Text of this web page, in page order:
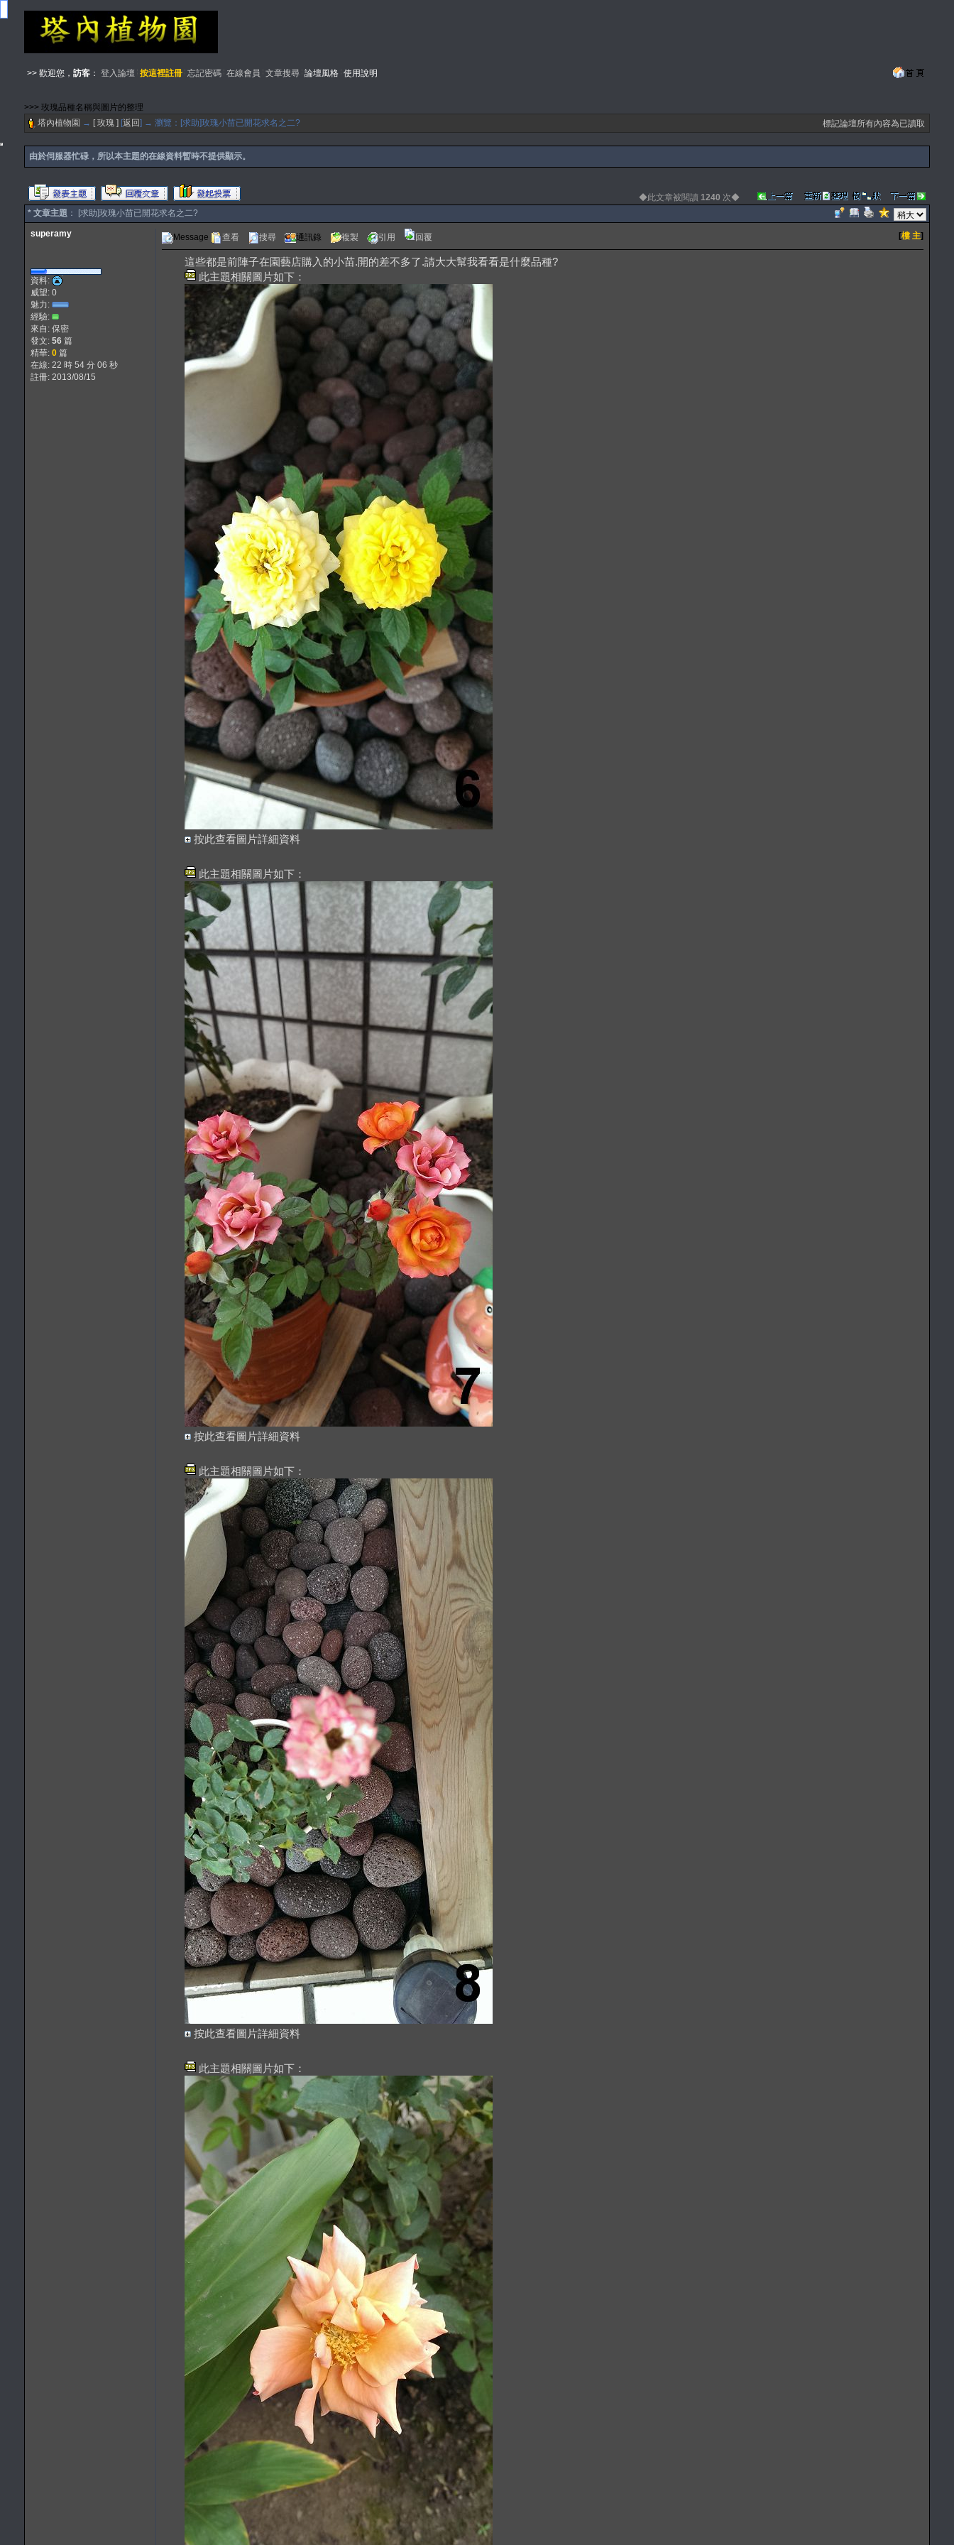
>> 歡迎您， 訪客 ： 登入論壇 按這裡註冊 忘記密碼 在線會員 文章搜尋 論壇風格 使用說明
>>> 玫瑰品種名稱與圖片的整理
塔內植物園 → [ 玫瑰 ] [返回] → 瀏覽：[求助]玫瑰小苗已開花求名之二? 標記論壇所有內容為已讀取
由於伺服器忙碌，所以本主題的在線資料暫時不提供顯示。
◆此文章被閱讀 1240 次◆
* 文章主題 ： [求助]玫瑰小苗已開花求名之二?
superamy
資料:
威望: 0
魅力:
經驗:
來自: 保密
發文: 56 篇
精華: 0 篇
在線: 22 時 54 分 06 秒
註冊: 2013/08/15
Message 查看 搜尋 通訊錄 複製 引用 回覆 [樓 主]
這些都是前陣子在園藝店購入的小苗.開的差不多了.請大大幫我看看是什麼品種?
此主題相關圖片如下：
按此查看圖片詳細資料
此主題相關圖片如下：
按此查看圖片詳細資料
此主題相關圖片如下：
按此查看圖片詳細資料
此主題相關圖片如下：